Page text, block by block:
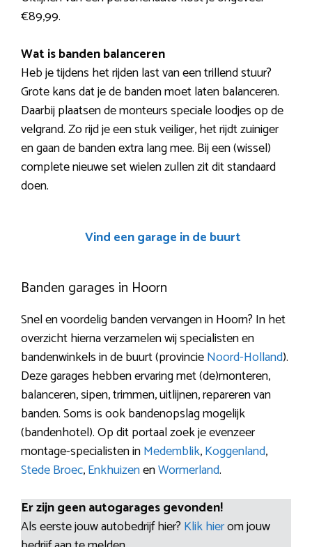
€89,99.
Wat is banden balanceren
Heb je tijdens het rijden last van een trillend stuur?
Grote kans dat je de banden moet laten balanceren.
Daarbij plaatsen de monteurs speciale loodjes op de
velgrand. Zo rijd je een stuk veiliger, het rijdt zuiniger
en gaan de banden extra lang mee. Bij een (wissel)
complete nieuwe set wielen zullen zit dit standaard
doen.
Vind een garage in de buurt
Banden garages in Hoorn
Snel en voordelig banden vervangen in Hoorn? In het
overzicht hierna verzamelen wij specialisten en
bandenwinkels in de buurt (provincieNoord-Holland).
Deze garages hebben ervaring met (de)monteren,
balanceren, sipen, trimmen, uitlijnen, repareren van
banden. Soms is ook bandenopslag mogelijk
(bandenhotel). Op dit portaal zoek je evenzeer
montage-specialisten inMedemblik,Koggenland,
Stede Broec,EnkhuizenenWormerland.
Er zijn geen autogarages gevonden!
Als eerste jouw autobedrijf hier? Klik hierom jouw